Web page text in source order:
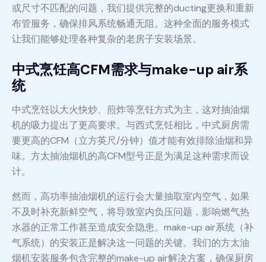
或尺寸不匹配的问题，我们提供完整的ducting更换和重新
布管服务，确保排风系统畅通无阻。这种全面的服务模式
让我们能够处理各种复杂的老房子安装场景。
中式烹饪高CFM需求与make-up air系
统
中式烹饪以大火快炒、煎炸等烹饪方式为主，这对抽油烟
机的吸力提出了更高要求。与西式烹饪相比，中式厨房需
要更高的CFM（立方英尺/分钟）值才能有效排除油烟和异
味。方太抽油烟机的高CFM型号正是为满足这种需求而设
计。
然而，高功率抽油烟机的运行会大量抽取室内空气，如果
不及时补充新鲜空气，将导致室内负压问题，影响燃气热
水器的正常工作甚至造成安全隐患。make-up air系统（补
气系统）的安装正是解决这一问题的关键。我们的方太油
烟机安装服务包含完整的make-up air解决方案，确保厨房